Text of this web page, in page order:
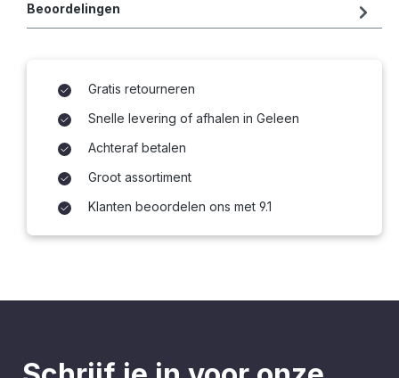
Beoordelingen
Gratis retourneren
Snelle levering of afhalen in Geleen
Achteraf betalen
Groot assortiment
Klanten beoordelen ons met 9.1